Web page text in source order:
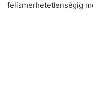
felismerhetetlenségig